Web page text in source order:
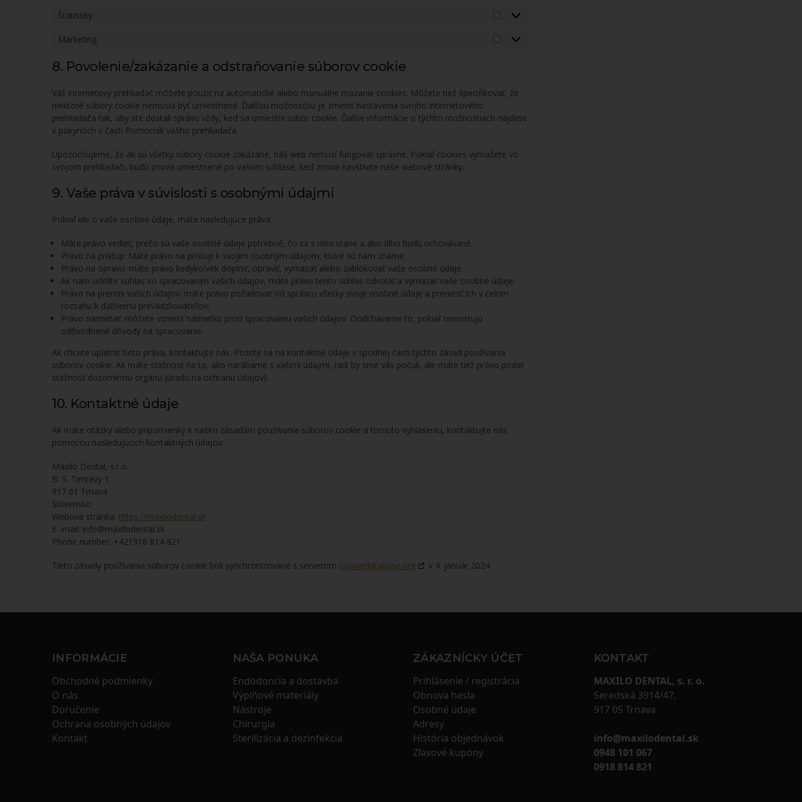
Štatistiky
Marketing
8. Povolenie/zakázanie a odstraňovanie súborov cookie
Váš internetový prehliadač môžete použiť na automatické alebo manuálne mazanie cookies. Môžete tiež špecifikovať, že
niektoré súbory cookie nemusia byť umiestnené. Ďalšou možnosťou je zmeniť nastavenia svojho internetového
prehliadača tak, aby ste dostali správu vždy, keď sa umiestni súbor cookie. Ďalšie informácie o týchto možnostiach nájdete
v pokynoch v časti Pomocník vášho prehliadača.
Upozorňujeme, že ak sú všetky súbory cookie zakázané, náš web nemusí fungovať správne. Pokiaľ cookies vymažete vo
svojom prehliadači, budú znova umiestnené po vašom súhlase, keď znova navštívite naše webové stránky.
9. Vaše práva v súvislosti s osobnými údajmi
Pokiaľ ide o vaše osobné údaje, máte nasledujúce práva:
Máte právo vedieť, prečo sú vaše osobné údaje potrebné, čo sa s nimi stane a ako dlho budú uchovávané.
Právo na prístup: Máte právo na prístup k svojim osobným údajom, ktoré sú nám známe.
Právo na opravu: máte právo kedykoľvek doplniť, opraviť, vymazať alebo zablokovať vaše osobné údaje.
Ak nám udelíte súhlas so spracovaním vašich údajov, máte právo tento súhlas odvolať a vymazať vaše osobné údaje.
Právo na prenos vašich údajov: máte právo požadovať od správcu všetky svoje osobné údaje a preniesť ich v celom
rozsahu k ďalšiemu prevádzkovateľovi.
Právo namietať: môžete vzniesť námietku proti spracovaniu vašich údajov. Dodržiavame to, pokiaľ neexistujú
odôvodnené dôvody na spracovanie.
Ak chcete uplatniť tieto práva, kontaktujte nás. Pozrite sa na kontaktné údaje v spodnej časti týchto zásad používania
súborov cookie. Ak máte sťažnosť na to, ako narábame s vašimi údajmi, radi by sme vás počuli, ale máte tiež právo podať
sťažnosť dozornému orgánu (úradu na ochranu údajov).
10. Kontaktné údaje
Ak máte otázky alebo pripomienky k našim zásadám používania súborov cookie a tomuto vyhláseniu, kontaktujte nás
pomocou nasledujúcich kontaktných údajov:
Maxilo Dental, s.r.o.
B. S. Timravy 1
917 01 Trnava
Slovensko
Webová stránka: https://maxilodental.sk
E -mail: info@maxilodental.sk
Phone number: +421918 814 821
Tieto zásady používania súborov cookie boli synchronizované s serverom cookiedatabase.org v 4. január 2024.
INFORMÁCIE
Obchodné podmienky
O nás
Doručenie
Ochrana osobných údajov
Kontakt
NAŠA PONUKA
Endodoncia a dostavba
Výplňové materiály
Nástroje
Chirurgia
Sterilizácia a dezinfekcia
ZÁKAZNÍCKY ÚČET
Prihlásenie / registrácia
Obnova hesla
Osobné údaje
Adresy
História objednávok
Zľavové kupóny
KONTAKT
MAXILO DENTAL, s. r. o.
Seredská 3914/47,
917 05 Trnava
info@maxilodental.sk
0948 101 067
0918 814 821